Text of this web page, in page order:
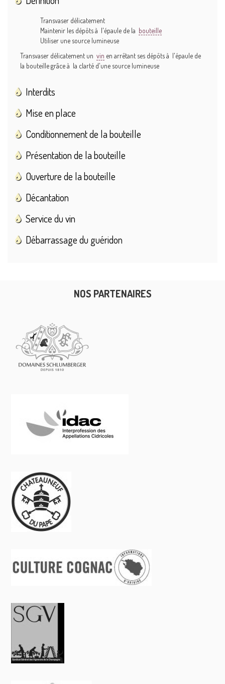
Transvaser délicatement
Maintenir les dépôts à l'épaule de la bouteille
Utiliser une source lumineuse
Transvaser délicatement un vin en arrêtant ses dépôts à l'épaule de
la bouteille grâce à la clarté d'une source lumineuse
Interdits
Mise en place
Conditionnement de la bouteille
Présentation de la bouteille
Ouverture de la bouteille
Décantation
Service du vin
Débarrassage du guéridon
NOS PARTENAIRES